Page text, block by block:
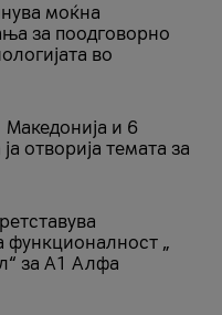
моќна
за поодговорно
во
Македонија и 6
отворија темата за
функционалност „
за А1 Алфа